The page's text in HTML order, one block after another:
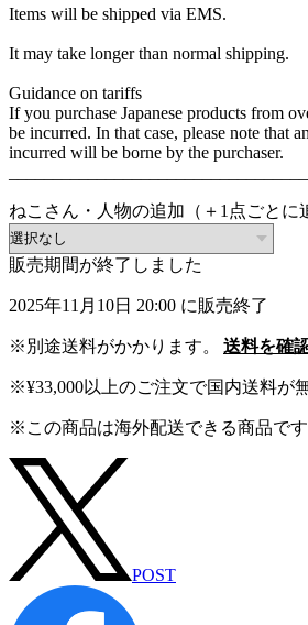
Items will be shipped via EMS.
It may take longer than normal shipping.
Guidance on tariffs
If you purchase Japanese products from
be incurred. In that case, please note that
incurred will be borne by the purchaser.
ねこさん・人物の追加（＋1点ごとに
販売期間が終了しました
2025年11月10日 20:00 に販売終了
※別途送料がかかります。 送料を確
※¥33,000以上のご注文で国内送料が
※この商品は海外配送できる商品です
POST